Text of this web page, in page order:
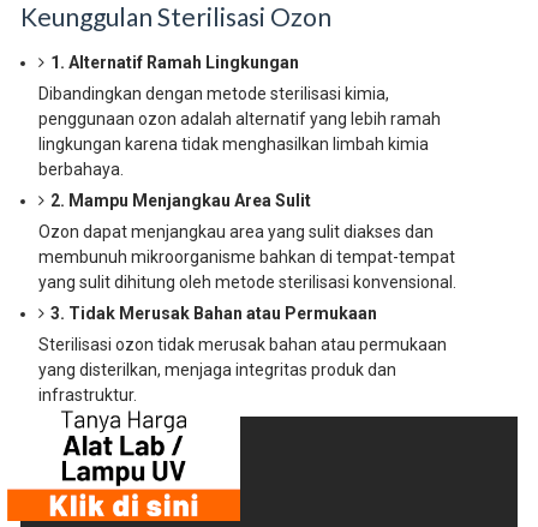
Keunggulan Sterilisasi Ozon
1. Alternatif Ramah Lingkungan
Dibandingkan dengan metode sterilisasi kimia,
penggunaan ozon adalah alternatif yang lebih ramah
lingkungan karena tidak menghasilkan limbah kimia
berbahaya.
2. Mampu Menjangkau Area Sulit
Ozon dapat menjangkau area yang sulit diakses dan
membunuh mikroorganisme bahkan di tempat-tempat
yang sulit dihitung oleh metode sterilisasi konvensional.
3. Tidak Merusak Bahan atau Permukaan
Sterilisasi ozon tidak merusak bahan atau permukaan
yang disterilkan, menjaga integritas produk dan
infrastruktur.